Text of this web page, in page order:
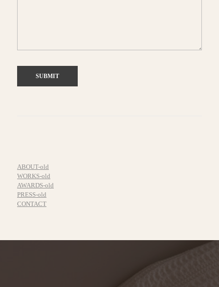
ABOUT-old
WORKS-old
AWARDS-old
PRESS-old
CONTACT